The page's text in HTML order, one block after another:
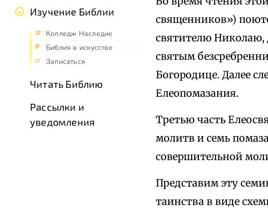
Изучение Библии
Колледж Наследие
Библия в искусстве
Записаться
Читать Библию
Рассылки и
уведомления
священников»)
святителю
святым
Богородице. Далее
Елеопомазания.
Третью часть
молитв и семь
совершительной
Представим эту
таинства в виде